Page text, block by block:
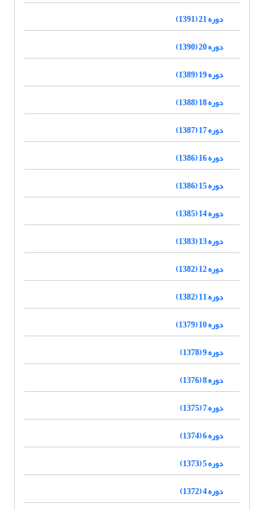
دوره 21 (1391)
دوره 20 (1390)
دوره 19 (1389)
دوره 18 (1388)
دوره 17 (1387)
دوره 16 (1386)
دوره 15 (1386)
دوره 14 (1385)
دوره 13 (1383)
دوره 12 (1382)
دوره 11 (1382)
دوره 10 (1379)
دوره 9 (1378)
دوره 8 (1376)
دوره 7 (1375)
دوره 6 (1374)
دوره 5 (1373)
دوره 4 (1372)